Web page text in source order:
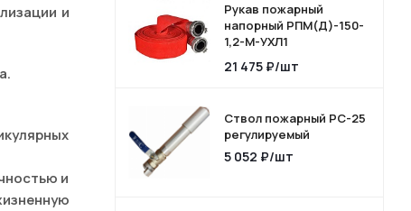
и
и
Рукав пожарный
напорный РПМ(Д)-150-
1,2-М-УХЛ1
"Латексированный"с
головками ГРВ-150ал
21 475₽/шт
Ствол пожарный РС-25
регулируемый
5 052 ₽/шт